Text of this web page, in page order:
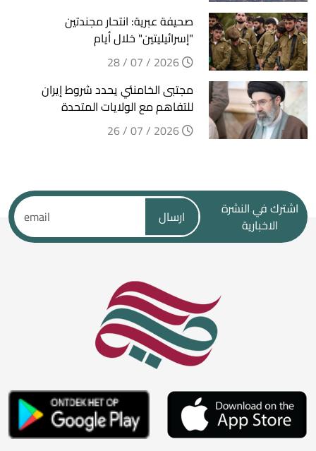
صحيفة عبرية: انتحار مجندتين
"إسرائيليتين" خلال أيام
مجتبى الخامنئي يحدد شروط إيران
للتفاهم مع الولايات المتحدة
اشترك في النشرة
الاخبارية
ارسال